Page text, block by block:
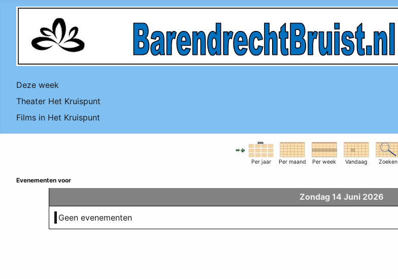
Deze week
Theater Het Kruispunt
Films in Het Kruispunt
Per jaar Per maand Per week Vandaag Zoeken
Evenementen voor
Zondag 14 Juni 2026
Geen evenementen